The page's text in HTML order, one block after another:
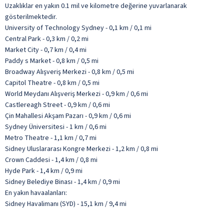
Uzaklıklar en yakın 0.1 mil ve kilometre değerine yuvarlanarak
gösterilmektedir.
University of Technology Sydney - 0,1 km / 0,1 mi
Central Park - 0,3 km / 0,2 mi
Market City - 0,7 km / 0,4 mi
Paddy s Market - 0,8 km / 0,5 mi
Broadway Alışveriş Merkezi - 0,8 km / 0,5 mi
Capitol Theatre - 0,8 km / 0,5 mi
World Meydanı Alışveriş Merkezi - 0,9 km / 0,6 mi
Castlereagh Street - 0,9 km / 0,6 mi
Çin Mahallesi Akşam Pazarı - 0,9 km / 0,6 mi
Sydney Üniversitesi - 1 km / 0,6 mi
Metro Theatre - 1,1 km / 0,7 mi
Sidney Uluslararası Kongre Merkezi - 1,2 km / 0,8 mi
Crown Caddesi - 1,4 km / 0,8 mi
Hyde Park - 1,4 km / 0,9 mi
Sidney Belediye Binası - 1,4 km / 0,9 mi
En yakın havaalanları:
Sidney Havalimanı (SYD) - 15,1 km / 9,4 mi